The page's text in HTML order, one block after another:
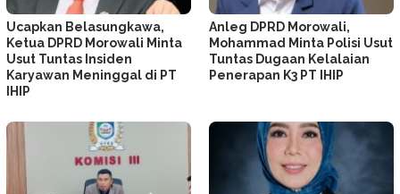
Ucapkan Belasungkawa,
Ketua DPRD Morowali Minta
Usut Tuntas Insiden
Karyawan Meninggal di PT
IHIP
Anleg DPRD Morowali,
Mohammad Minta Polisi Usut
Tuntas Dugaan Kelalaian
Penerapan K3 PT IHIP